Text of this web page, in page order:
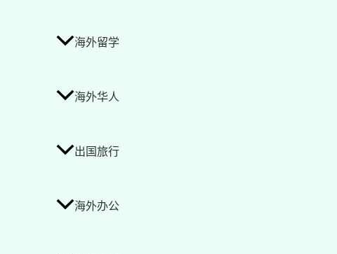
海外留学
海外华人
出国旅行
海外办公